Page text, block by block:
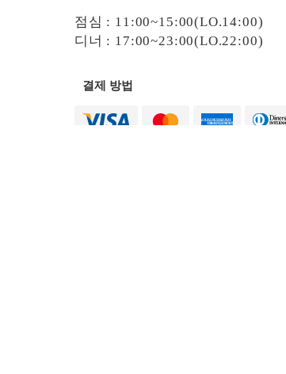
점심 : 11:00~15:00(LO.14:00)
디너 : 17:00~23:00(LO.22:00)
결제 방법